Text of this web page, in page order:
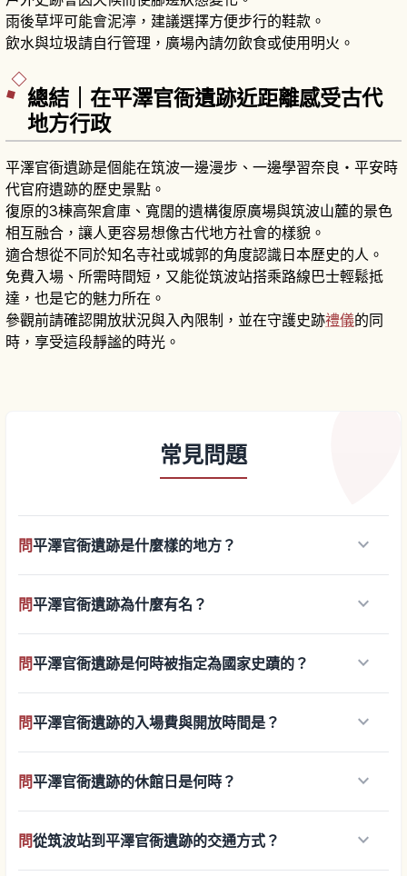
雨後草坪可能會泥濘，建議選擇方便步行的鞋款。
飲水與垃圾請自行管理，廣場內請勿飲食或使用明火。
總結｜在平澤官衙遺跡近距離感受古代
地方行政
平澤官衙遺跡是個能在筑波一邊漫步、一邊學習奈良・平安時
代官府遺跡的歷史景點。
復原的3棟高架倉庫、寬闊的遺構復原廣場與筑波山麓的景色
相互融合，讓人更容易想像古代地方社會的樣貌。
適合想從不同於知名寺社或城郭的角度認識日本歷史的人。
免費入場、所需時間短，又能從筑波站搭乘路線巴士輕鬆抵
達，也是它的魅力所在。
參觀前請確認開放狀況與入內限制，並在守護史跡禮儀的同
時，享受這段靜謐的時光。
常見問題
問平澤官衙遺跡是什麼樣的地方？ keyboard_arrow_down
問平澤官衙遺跡為什麼有名？ keyboard_arrow_down
問平澤官衙遺跡是何時被指定為國家史蹟的？ keyboard_arrow_down
問平澤官衙遺跡的入場費與開放時間是？ keyboard_arrow_down
問平澤官衙遺跡的休館日是何時？ keyboard_arrow_down
問從筑波站到平澤官衙遺跡的交通方式？ keyboard_arrow_down